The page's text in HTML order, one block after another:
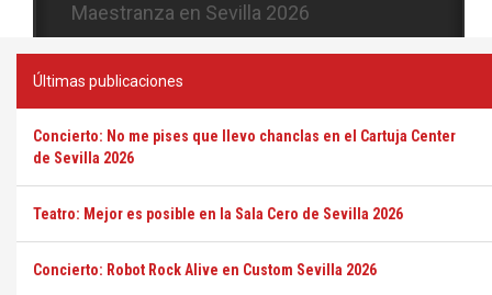
Sevilla
Últimas publicaciones
Concierto: No me pises que llevo chanclas en el Cartuja Center
de Sevilla 2026
Teatro: Mejor es posible en la Sala Cero de Sevilla 2026
Concierto: Robot Rock Alive en Custom Sevilla 2026